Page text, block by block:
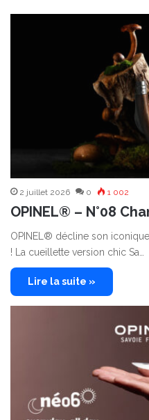
2 juillet 2026 0 1 002
OPINEL® – N°08
OPINEL® décline son
! La cueillette version chic Sa…
Lire la suite »